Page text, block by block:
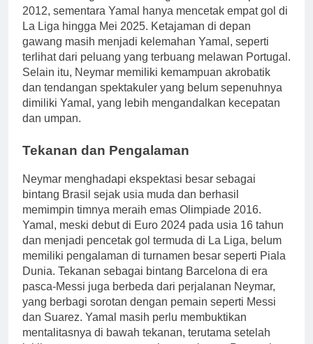
2012, sementara Yamal hanya mencetak empat gol di
La Liga hingga Mei 2025. Ketajaman di depan
gawang masih menjadi kelemahan Yamal, seperti
terlihat dari peluang yang terbuang melawan Portugal.
Selain itu, Neymar memiliki kemampuan akrobatik
dan tendangan spektakuler yang belum sepenuhnya
dimiliki Yamal, yang lebih mengandalkan kecepatan
dan umpan.
Tekanan dan Pengalaman
Neymar menghadapi ekspektasi besar sebagai
bintang Brasil sejak usia muda dan berhasil
memimpin timnya meraih emas Olimpiade 2016.
Yamal, meski debut di Euro 2024 pada usia 16 tahun
dan menjadi pencetak gol termuda di La Liga, belum
memiliki pengalaman di turnamen besar seperti Piala
Dunia. Tekanan sebagai bintang Barcelona di era
pasca-Messi juga berbeda dari perjalanan Neymar,
yang berbagi sorotan dengan pemain seperti Messi
dan Suarez. Yamal masih perlu membuktikan
mentalitasnya di bawah tekanan, terutama setelah